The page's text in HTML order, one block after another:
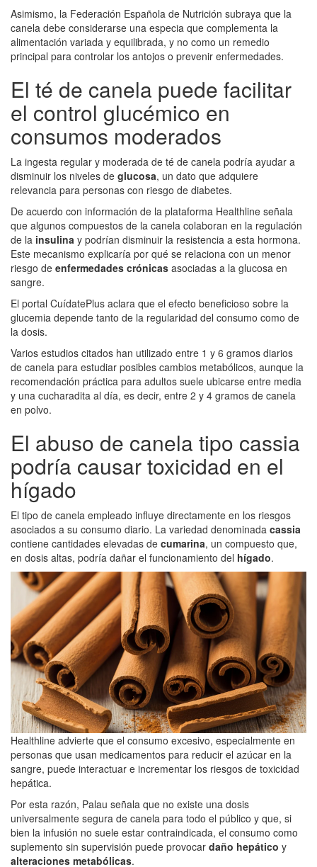
Asimismo, la Federación Española de Nutrición subraya que la
canela debe considerarse una especia que complementa la
alimentación variada y equilibrada, y no como un remedio
principal para controlar los antojos o prevenir enfermedades.
El té de canela puede facilitar
el control glucémico en
consumos moderados
La ingesta regular y moderada de té de canela podría ayudar a
disminuir los niveles de glucosa, un dato que adquiere
relevancia para personas con riesgo de diabetes.
De acuerdo con información de la plataforma Healthline señala
que algunos compuestos de la canela colaboran en la regulación
de la insulina y podrían disminuir la resistencia a esta hormona.
Este mecanismo explicaría por qué se relaciona con un menor
riesgo de enfermedades crónicas asociadas a la glucosa en
sangre.
El portal CuídatePlus aclara que el efecto beneficioso sobre la
glucemia depende tanto de la regularidad del consumo como de
la dosis.
Varios estudios citados han utilizado entre 1 y 6 gramos diarios
de canela para estudiar posibles cambios metabólicos, aunque la
recomendación práctica para adultos suele ubicarse entre media
y una cucharadita al día, es decir, entre 2 y 4 gramos de canela
en polvo.
El abuso de canela tipo cassia
podría causar toxicidad en el
hígado
El tipo de canela empleado influye directamente en los riesgos
asociados a su consumo diario. La variedad denominada cassia
contiene cantidades elevadas de cumarina, un compuesto que,
en dosis altas, podría dañar el funcionamiento del hígado.
Healthline advierte que el consumo excesivo, especialmente en
personas que usan medicamentos para reducir el azúcar en la
sangre, puede interactuar e incrementar los riesgos de toxicidad
hepática.
Por esta razón, Palau señala que no existe una dosis
universalmente segura de canela para todo el público y que, si
bien la infusión no suele estar contraindicada, el consumo como
suplemento sin supervisión puede provocar daño hepático y
alteraciones metabólicas.